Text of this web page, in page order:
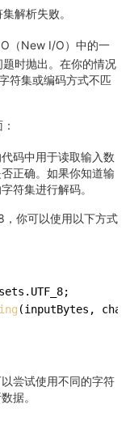
解析失败。
（New I/O）中的一
时抛出。在你的情况
符集或编码方式不匹
码中用于读取输入数
正确。如果你知道输
符集进行解码。
你可以使用以下方式
尝试使用不同的字符
据。